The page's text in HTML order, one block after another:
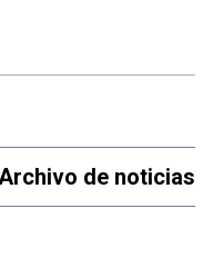
de noticias